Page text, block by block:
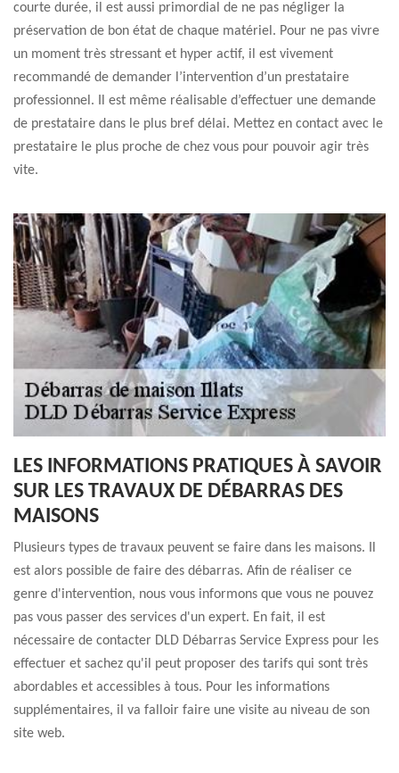
courte durée, il est aussi primordial de ne pas négliger la
préservation de bon état de chaque matériel. Pour ne pas vivre
un moment très stressant et hyper actif, il est vivement
recommandé de demander l’intervention d’un prestataire
professionnel. Il est même réalisable d’effectuer une demande
de prestataire dans le plus bref délai. Mettez en contact avec le
prestataire le plus proche de chez vous pour pouvoir agir très
vite.
LES INFORMATIONS PRATIQUES À SAVOIR
SUR LES TRAVAUX DE DÉBARRAS DES
MAISONS
Plusieurs types de travaux peuvent se faire dans les maisons. Il
est alors possible de faire des débarras. Afin de réaliser ce
genre d'intervention, nous vous informons que vous ne pouvez
pas vous passer des services d'un expert. En fait, il est
nécessaire de contacter DLD Débarras Service Express pour les
effectuer et sachez qu'il peut proposer des tarifs qui sont très
abordables et accessibles à tous. Pour les informations
supplémentaires, il va falloir faire une visite au niveau de son
site web.